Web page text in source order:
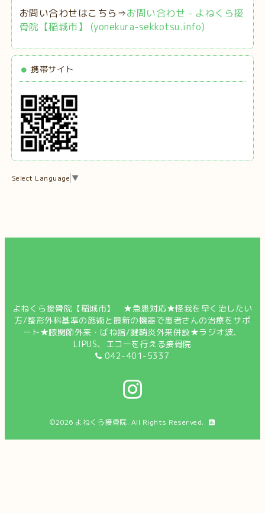
お問い合わせはこちら⇒お問い合わせ - よねくら接
骨院【稲城市】 (yonekura-sekkotsu.info)
携帯サイト
Select Language ▼
よねくら接骨院【稲城市】 ★急患対応★怪我を早く治したい
方/整形外科基準の施術と最新の機器で患者さんの治療をサポ
ート★膝関節外来・ばね指/腱鞘炎外来併設★ラジオ波、
LIPUS、エコーを行える接骨院
042-401-5337
©2026 よねくら接骨院. All Rights Reserved.